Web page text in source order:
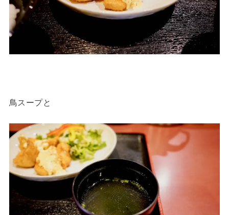
鳥スープと